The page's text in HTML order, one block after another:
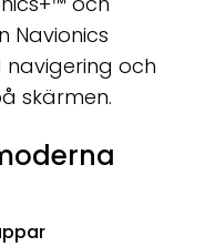
Navionics
och
skärmen.